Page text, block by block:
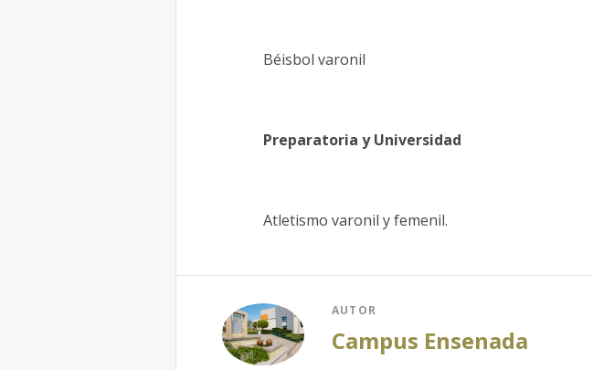
Béisbol varonil
Preparatoria y Universidad
Atletismo varonil y femenil.
AUTOR
Campus Ensenada